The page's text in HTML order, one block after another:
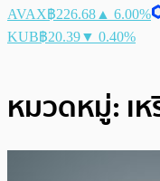
AVAX฿226.68 ▲ 6.00%
KUB฿20.39▼ 0.40%
หมวดหมู่: เ